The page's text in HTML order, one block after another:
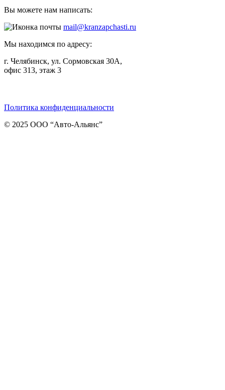
Вы можете нам написать:
mail@kranzapchasti.ru
Мы находимся по адресу:
г. Челябинск, ул. Сормовская 30А,
офис 313, этаж 3
Политика конфиденциальности
© 2025 ООО “Авто-Альянс”